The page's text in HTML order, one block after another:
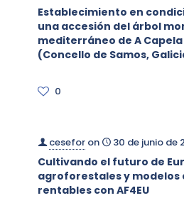
Establecimiento en
una accesión del árbol
mediterráneo de A
(Concello de Samos,
0
cesefor on 30 de junio de
Cultivando el futuro de
agroforestales y modelos
rentables con AF4EU